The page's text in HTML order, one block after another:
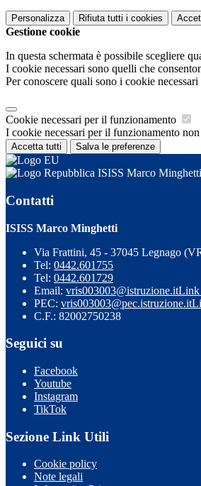
Personalizza Rifiuta tutti i cookies
Gestione cookie
In questa schermata è possibile scegliere
I cookie necessari sono quelli che
Per conoscere quali sono i cookie
Cookie necessari per il funzionamento
I cookie necessari per il funzionamento
Accetta tutti Salva le preferenze
ISISS Marco Minghetti
Contatti
ISISS Marco Minghetti
Via Frattini, 45 - 37045 Legnago
Tel: 0442.601755
Tel: 0442.601729
Email: vris003003@istruzione.itLink
PEC: vris003003@pec.istruzione.it
C.F.: 82002750238
Seguici su
Facebook
Youtube
Instagram
TikTok
Sezione Link Utili
Cookie policy
Note legali